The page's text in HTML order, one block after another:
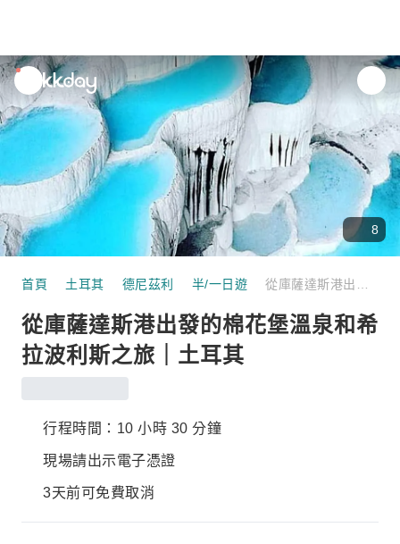
unread
notifications
8
首頁 土耳其 德尼茲利 半/一日遊
從庫薩達斯港出發的棉花堡溫泉和希
拉波利斯之旅｜土耳其
行程時間：10 小時 30 分鐘
現場請出示電子憑證
3天前可免費取消